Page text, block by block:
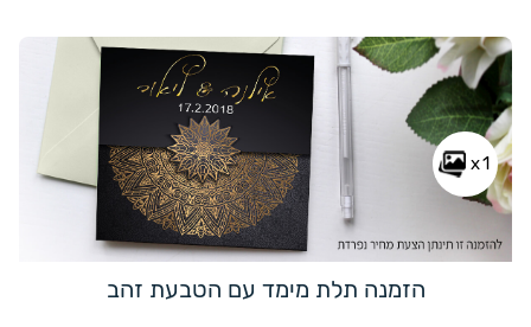
x1
הזמנה תלת מימד עם הטבעת זהב